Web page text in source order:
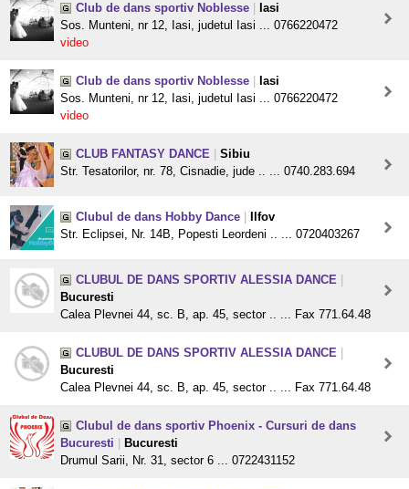
Club de dans sportiv Noblesse
Iasi
Sos. Munteni, nr 12, Iasi, judetul Iasi ... 0766220472
video
Club de dans sportiv Noblesse
Iasi
Sos. Munteni, nr 12, Iasi, judetul Iasi ... 0766220472
video
CLUB FANTASY DANCE
Sibiu
Str. Tesatorilor, nr. 78, Cisnadie, jude .. ... 0740.283.694
Clubul de dans Hobby Dance
Ilfov
Str. Eclipsei, Nr. 14B, Popesti Leordeni .. ... 0720403267
CLUBUL DE DANS SPORTIV ALESSIA DANCE
Bucuresti
Calea Plevnei 44, sc. B, ap. 45, sector .. ... Fax 771.64.48
CLUBUL DE DANS SPORTIV ALESSIA DANCE
Bucuresti
Calea Plevnei 44, sc. B, ap. 45, sector .. ... Fax 771.64.48
Clubul de dans sportiv Phoenix - Cursuri de dans
Bucuresti
Bucuresti
Drumul Sarii, Nr. 31, sector 6 ... 0722431152